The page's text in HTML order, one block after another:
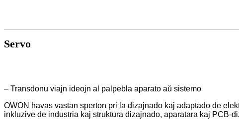
Servo
– Transdonu viajn ideojn al palpebla aparato aŭ sistemo
OWON havas vastan sperton pri la dizajnado kaj adaptado de
inkluzive de industria kaj struktura dizajnado, aparatara kaj PCB-